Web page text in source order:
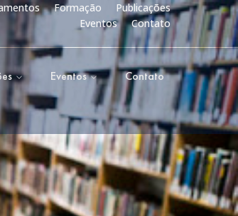
Formação
Publicações
Eventos
Contato
Eventos Contato